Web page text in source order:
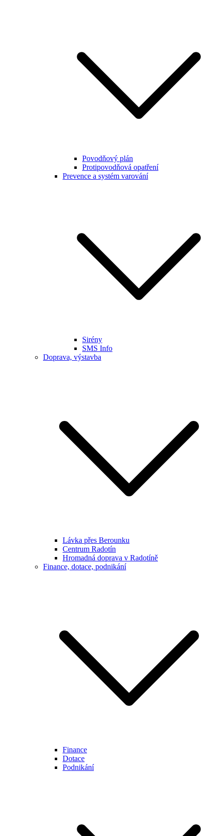
Povodňový plán
Protipovodňová opatření
Prevence a systém varování
Sirény
SMS Info
Doprava, výstavba
Lávka přes Berounku
Centrum Radotín
Hromadná doprava v Radotíně
Finance, dotace, podnikání
Finance
Dotace
Podnikání